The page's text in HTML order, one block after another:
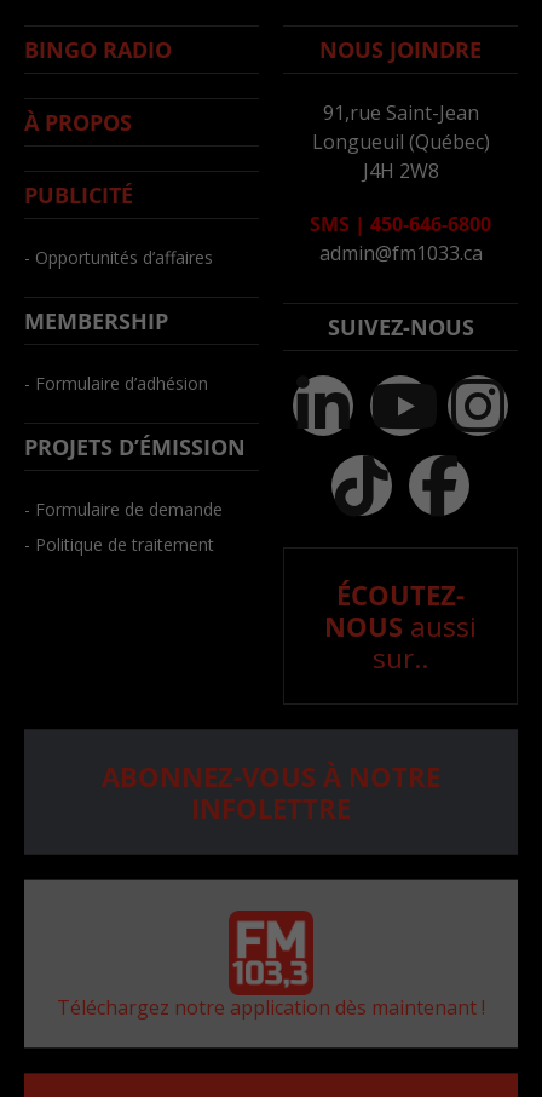
BINGO RADIO
À PROPOS
PUBLICITÉ
- Opportunités d’affaires
MEMBERSHIP
- Formulaire d’adhésion
PROJETS D’ÉMISSION
- Formulaire de demande
- Politique de traitement
NOUS JOINDRE
91,rue Saint-Jean
Longueuil (Québec)
J4H 2W8
SMS | 450-646-6800
admin@fm1033.ca
SUIVEZ-NOUS
ÉCOUTEZ-
NOUS aussi
sur..
ABONNEZ-VOUS À NOTRE
INFOLETTRE
Téléchargez notre application dès maintenant !